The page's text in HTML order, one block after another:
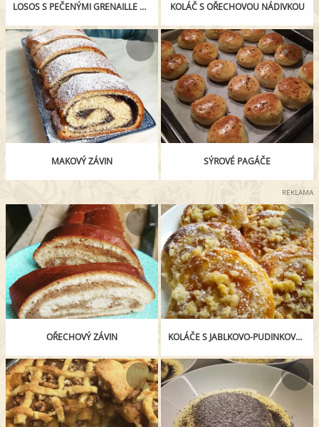
LOSOS S PEČENÝMI GRENAILLE A HOLANDSKOU OMÁČKOU KOLÁČ S OŘECHOVOU NÁDIVKOU
MAKOVÝ ZÁVIN SÝROVÉ PAGÁČE
REKLAMA
OŘECHOVÝ ZÁVIN KOLÁČE S JABLKOVO-PUDINKOVOU NÁPLNÍ